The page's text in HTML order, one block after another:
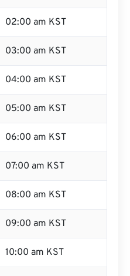
02:00 am KST
03:00 am KST
04:00 am KST
05:00 am KST
06:00 am KST
07:00 am KST
08:00 am KST
09:00 am KST
10:00 am KST